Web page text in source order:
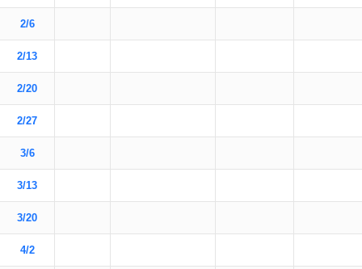
2/6
2/13
2/20
2/27
3/6
3/13
3/20
4/2